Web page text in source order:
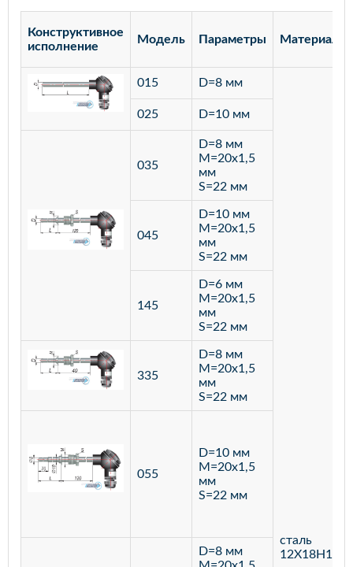
Конструктивное
исполнение
Модель Параметры Материал
015 D=8 мм
сталь
12Х18Н10Т
025 D=10 мм
035
D=8 мм
M=20х1,5
мм
S=22 мм
045
D=10 мм
M=20х1,5
мм
S=22 мм
145
D=6 мм
M=20х1,5
мм
S=22 мм
335
D=8 мм
M=20х1,5
мм
S=22 мм
055
D=10 мм
M=20х1,5
мм
S=22 мм
D=8 мм